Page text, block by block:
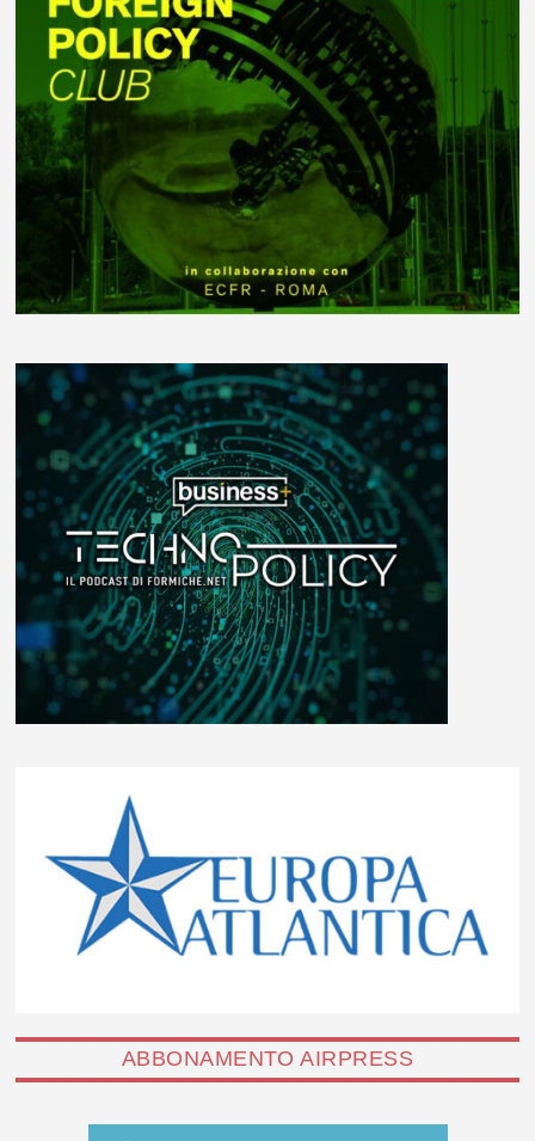
ABBONAMENTO AIRPRESS